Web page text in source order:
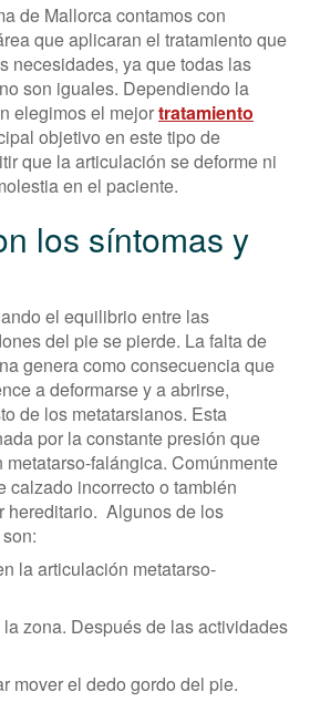
de Mallorca contamos con
que aplicaran el tratamiento que
necesidades, ya que todas las
son iguales. Dependiendo la
elegimos el mejortratamiento
objetivo en este tipo de
que la articulación se deforme ni
en el paciente.
los síntomas y
el equilibrio entre las
del pie se pierde. La falta de
genera como consecuencia que
a deformarse y a abrirse,
de los metatarsianos. Esta
por la constante presión que
falángica. Comúnmente
calzado incorrecto o también
hereditario. Algunos de los
la articulación metatarso-
zona. Después de las actividades
mover el dedo gordo del pie.